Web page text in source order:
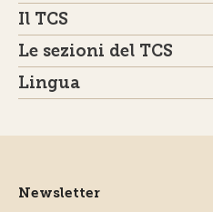
Il TCS
Le sezioni del TCS
Lingua
Newsletter